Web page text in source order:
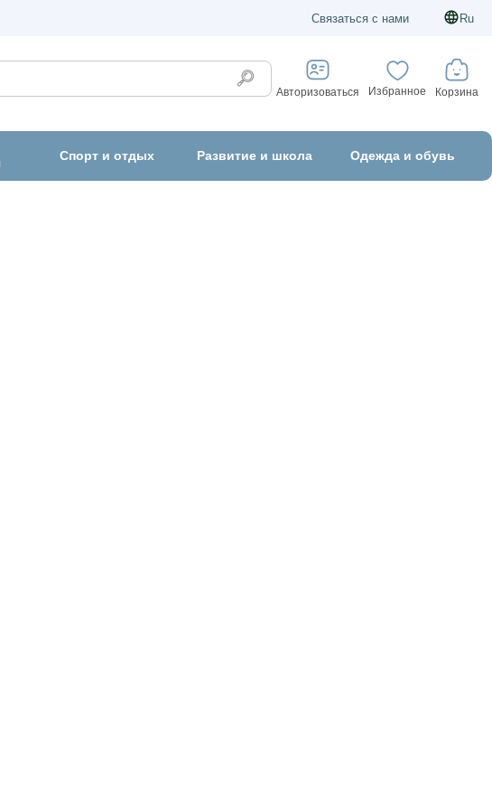
Связаться с нами Ru
Авторизоваться Избранное Корзина
Спорт и отдых Развитие и школа Одежда и обувь